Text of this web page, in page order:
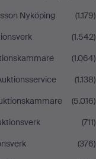
Nyköping
(1.179)
(1.542)
(1.064)
(1.138)
(5.016)
(711)
(376)